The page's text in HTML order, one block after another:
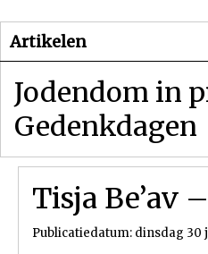
Artikelen
Jodendom in
Gedenkdagen
Tisja Be’av
Publicatiedatum: dinsdag 30